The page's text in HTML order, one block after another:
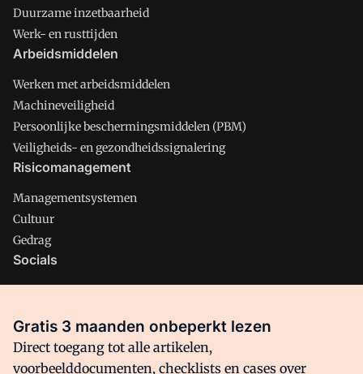
Duurzame inzetbaarheid
Werk- en rusttijden
Arbeidsmiddelen
Werken met arbeidsmiddelen
Machineveiligheid
Persoonlijke beschermingsmiddelen (PBM)
Veiligheids- en gezondheidssignalering
Risicomanagement
Managementsystemen
Cultuur
Gedrag
Socials
Facebook
Gratis 3 maanden onbeperkt lezen
Direct toegang tot alle artikelen,
voorbeelddocumenten, checklists en cases over